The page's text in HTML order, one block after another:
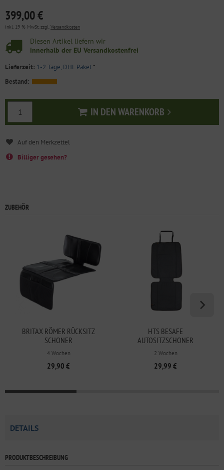
399,00 €
inkl. 19 % MwSt. zzgl. Versandkosten
Diesen Artikel liefern wir
innerhalb der EU Versandkostenfrei
Lieferzeit: 1-2 Tage, DHL Paket*
Bestand:
IN DEN WARENKORB
In den Warenkorb
Billiger gesehen?
ZUBEHÖR
BRITAX RÖMER RÜCKSITZ
SCHONER
KINDERSITZUNTERLAGE
4 Wochen
29,90 €
HTS BESAFE
AUTOSITZSCHONER
2 Wochen
29,99 €
DETAILS
PRODUKTBESCHREIBUNG